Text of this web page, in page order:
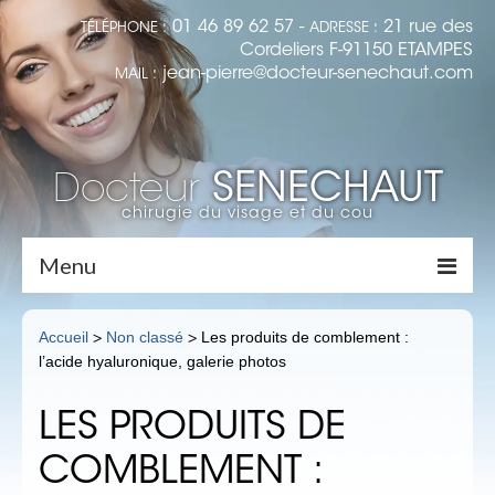
TÉLÉPHONE :01 46 89 62 57 - ADRESSE : 21 rue des
Cordeliers F-91150 ETAMPES
MAIL : jean-pierre@docteur-senechaut.com
Docteur SENECHAUT
chirugie du visage et du cou
Menu
Dr Senechaut
Médecine Esthétique
LES RIDES : LA TOXINE BOTULIQUE
(BOTOX)
Accueil > Non classé > Les produits de comblement :
l’acide hyaluronique, galerie photos
LES PRODUITS DE
COMBLEMENT :